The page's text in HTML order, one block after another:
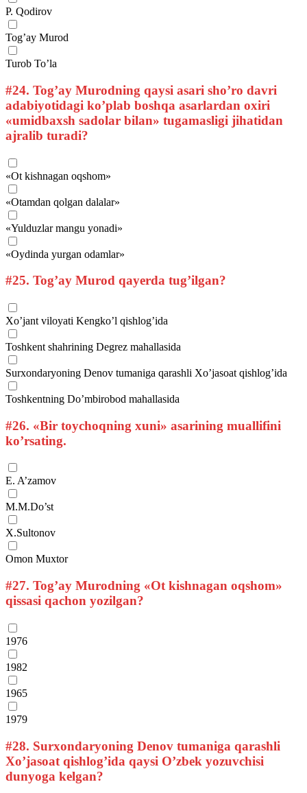
P. Qodirov
Tog’ay Murod
Turob To’la
#24. Tog’ay Murodning qaysi asari sho’ro davri
adabiyotidagi ko’plab boshqa asarlardan oxiri
«umidbaxsh sadolar bilan» tugamasligi jihatidan
ajralib turadi?
«Ot kishnagan oqshom»
«Otamdan qolgan dalalar»
«Yulduzlar mangu yonadi»
«Oydinda yurgan odamlar»
#25. Tog’ay Murod qayerda tug’ilgan?
Xo’jant viloyati Kengko’l qishlog’ida
Toshkent shahrining Degrez mahallasida
Surxondaryoning Denov tumaniga qarashli Xo’jasoat qishlog’ida
Toshkentning Do’mbirobod mahallasida
#26. «Bir toychoqning xuni» asarining muallifini
ko’rsating.
E. A’zamov
M.M.Do’st
X.Sultonov
Omon Muxtor
#27. Tog’ay Murodning «Ot kishnagan oqshom»
qissasi qachon yozilgan?
1976
1982
1965
1979
#28. Surxondaryoning Denov tumaniga qarashli
Xo’jasoat qishlog’ida qaysi O’zbek yozuvchisi
dunyoga kelgan?